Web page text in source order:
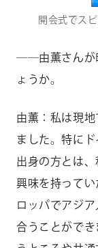
開会式でス
――由薫さんが
ょうか。
由薫：私は現
ました。特に
出身の方とは
興味を持って
ロッパでアジ
合うことがで